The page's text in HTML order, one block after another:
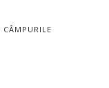
CÂMPURILE